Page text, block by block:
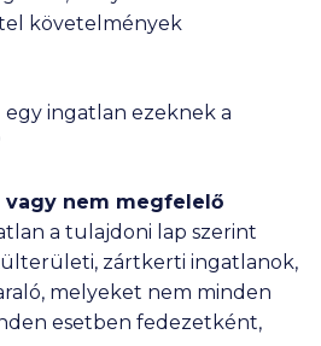
követelmények
ingatlan ezeknek a
vagy nem megfelelő
a tulajdoni lap szerint
zártkerti ingatlanok,
melyeket nem minden
esetben fedezetként,